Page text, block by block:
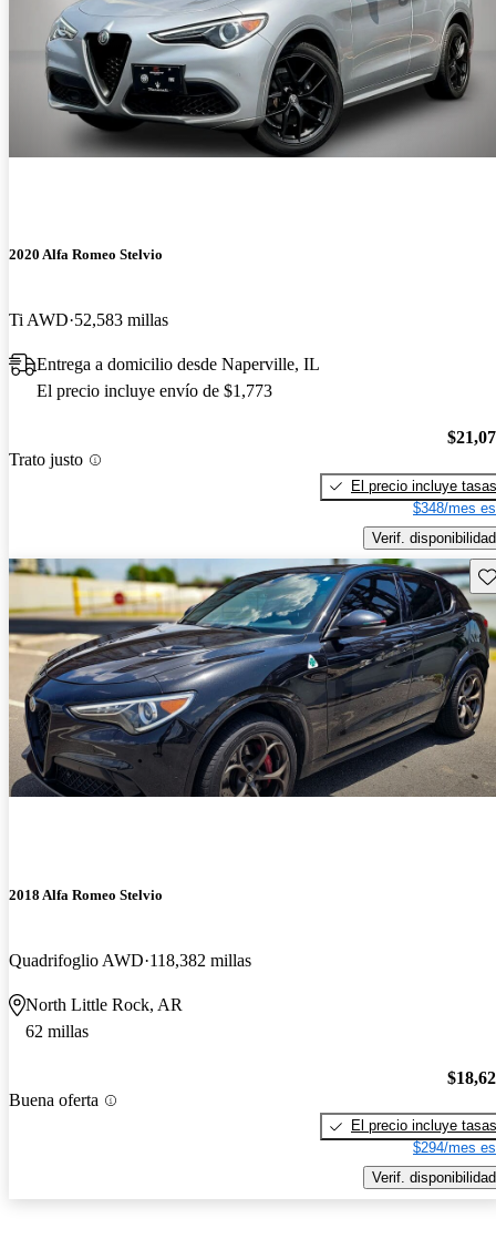
2020 Alfa Romeo Stelvio
Ti AWD 52,583 millas
Entrega a domicilio desde Naperville, IL
El precio incluye envío de $1,773
Trato justo
El precio incluye tasas
$348/mes
Verif. disponibilidad
2018 Alfa Romeo Stelvio
Quadrifoglio AWD 118,382 millas
North Little Rock, AR
62 millas
Buena oferta
El precio incluye tasas
$294/mes
Verif. disponibilidad